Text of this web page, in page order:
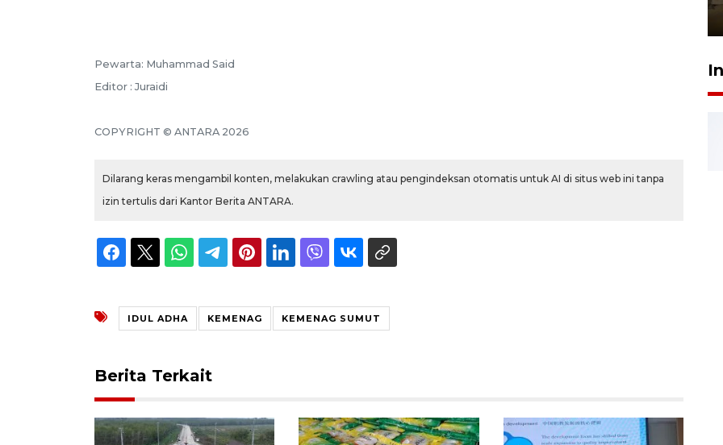
Pewarta: Muhammad Said
Editor : Juraidi
COPYRIGHT © ANTARA 2026
Dilarang keras mengambil konten, melakukan crawling atau pengindeksan otomatis untuk AI di situs web ini tanpa
izin tertulis dari Kantor Berita ANTARA.
IDUL ADHA KEMENAG KEMENAG SUMUT
Berita Terkait